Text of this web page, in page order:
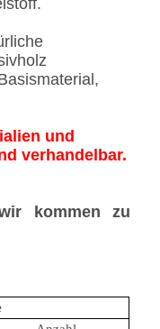
und
verhandelbar.
kommen zu